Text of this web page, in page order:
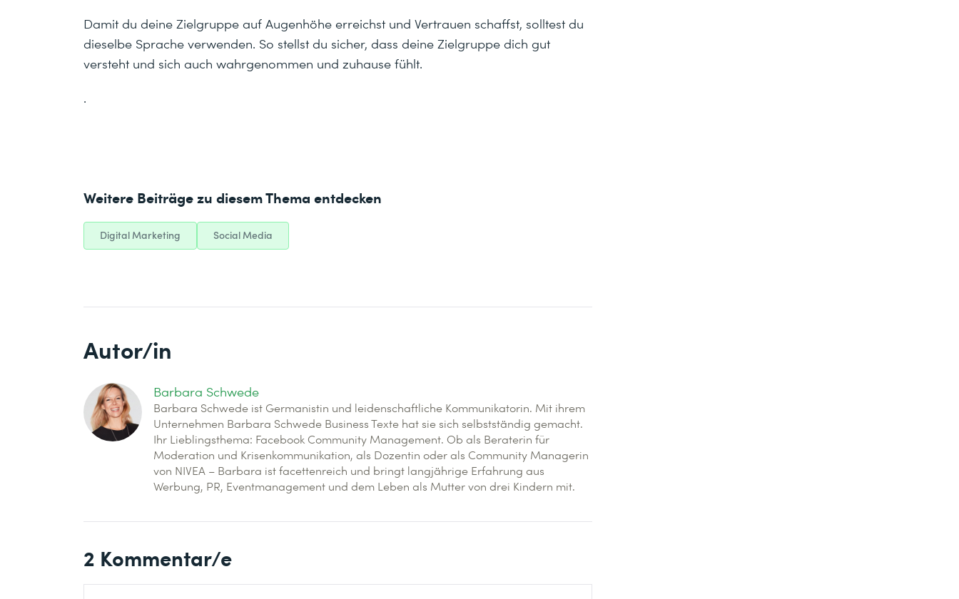
Damit du deine Zielgruppe auf Augenhöhe erreichst und Vertrauen schaffst, solltest du
dieselbe Sprache verwenden. So stellst du sicher, dass deine Zielgruppe dich gut
versteht und sich auch wahrgenommen und zuhause fühlt.
.
Weitere Beiträge zu diesem Thema entdecken
Digital Marketing Social Media
Autor/in
Barbara Schwede
Barbara Schwede ist Germanistin und leidenschaftliche Kommunikatorin. Mit ihrem
Unternehmen Barbara Schwede Business Texte hat sie sich selbstständig gemacht.
Ihr Lieblingsthema: Facebook Community Management. Ob als Beraterin für
Moderation und Krisenkommunikation, als Dozentin oder als Community Managerin
von NIVEA – Barbara ist facettenreich und bringt langjährige Erfahrung aus
Werbung, PR, Eventmanagement und dem Leben als Mutter von drei Kindern mit.
2 Kommentar/e